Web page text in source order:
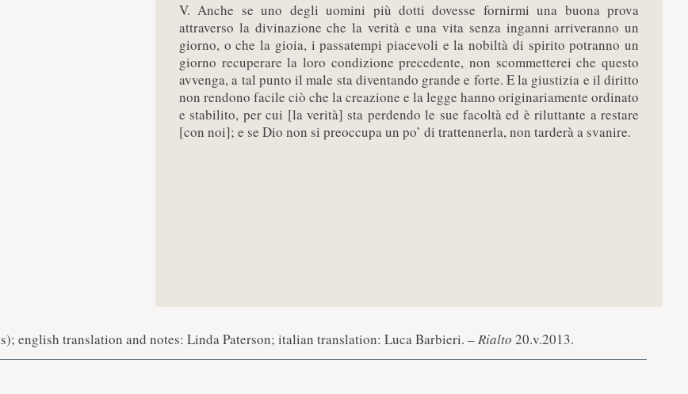
V. Anche se uno degli uomini più dotti dovesse fornirmi una buona prova
attraverso la divinazione che la verità e una vita senza inganni arriveranno un
giorno, o che la gioia, i passatempi piacevoli e la nobiltà di spirito potranno un
giorno recuperare la loro condizione precedente, non scommetterei che questo
avvenga, a tal punto il male sta diventando grande e forte. E la giustizia e il diritto
non rendono facile ciò che la creazione e la legge hanno originariamente ordinato
e stabilito, per cui [la verità] sta perdendo le sue facoltà ed è riluttante a restare
[con noi]; e se Dio non si preoccupa un po’ di trattennerla, non tarderà a svanire.
english translation and notes: Linda Paterson; italian translation: Luca Barbieri. –Rialto 20.v.2013.